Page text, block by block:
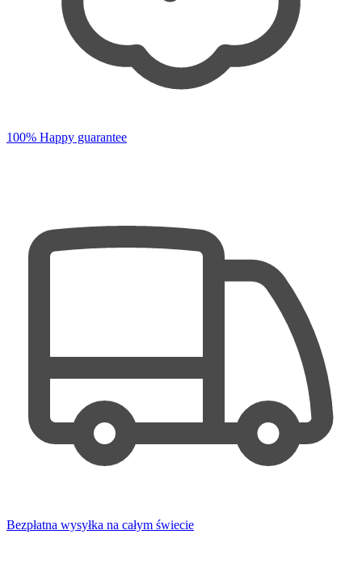
100% Happy guarantee
Bezpłatna wysyłka na całym świecie